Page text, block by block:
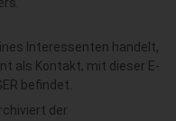
Interessenten handelt,
als Kontakt, mit dieser E-
befindet.
der